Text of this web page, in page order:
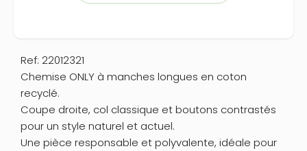
Ref: 22012321
Chemise ONLY à manches longues en coton
recyclé.
Coupe droite, col classique et boutons contrastés
pour un style naturel et actuel.
Une pièce responsable et polyvalente, idéale pour